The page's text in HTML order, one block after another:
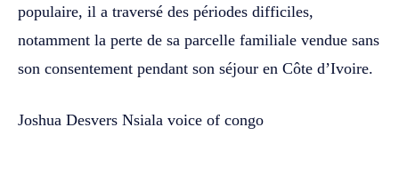
populaire, il a traversé des périodes difficiles,
notamment la perte de sa parcelle familiale vendue sans
son consentement pendant son séjour en Côte d’Ivoire.
Joshua Desvers Nsiala voice of congo